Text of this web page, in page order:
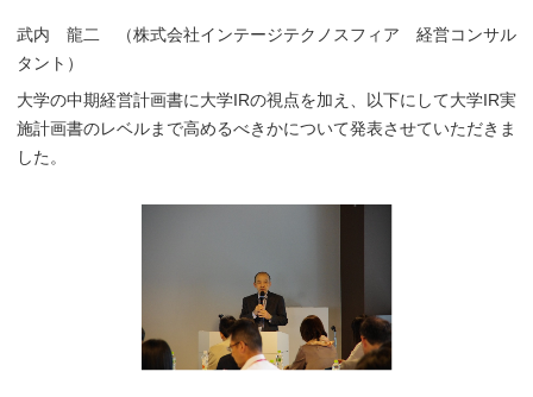
武内 龍二 （株式会社インテージテクノスフィア 経営コンサル
タント）
大学の中期経営計画書に大学IRの視点を加え、以下にして大学IR実
施計画書のレベルまで高めるべきかについて発表させていただきま
した。